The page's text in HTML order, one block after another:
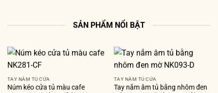
SẢN PHẨM NỔI BẬT
TAY NẮM TỦ CỬA
Núm kéo cửa tủ màu cafe
TAY NẮM TỦ CỬA
Tay nắm âm tủ bằng nhôm đen